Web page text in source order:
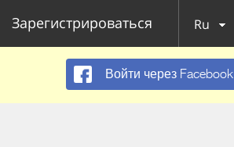
Зарегистрироваться Ru
Войти через Facebook